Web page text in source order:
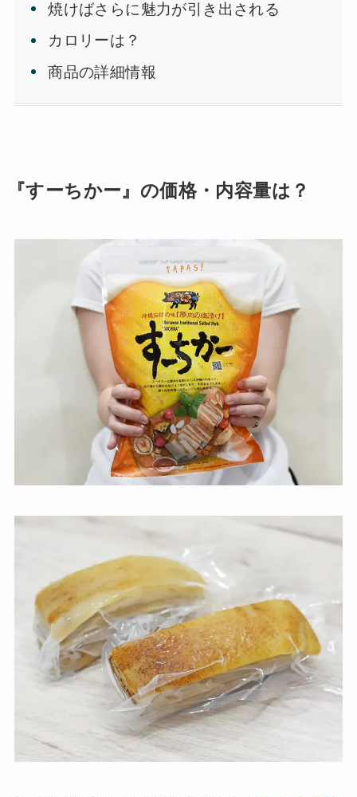
焼けばさらに魅力が引き出される
カロリーは？
商品の詳細情報
『すーちかー』の価格・内容量は？